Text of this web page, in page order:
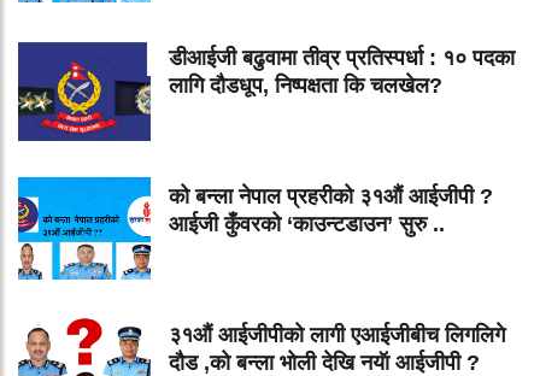
डीआईजी बढुवामा तीव्र प्रतिस्पर्धा : १० पदका
लागि दौडधूप, निष्पक्षता कि चलखेल?
को बन्ला नेपाल प्रहरीको ३१औं आईजीपी ?
आईजी कुँवरको ‘काउन्टडाउन’ सुरु ..
३१औं आईजीपीको लागी एआईजीबीच लिगलिगे
दौड ,को बन्ला भोली देखि नयॅा आईजीपी ?